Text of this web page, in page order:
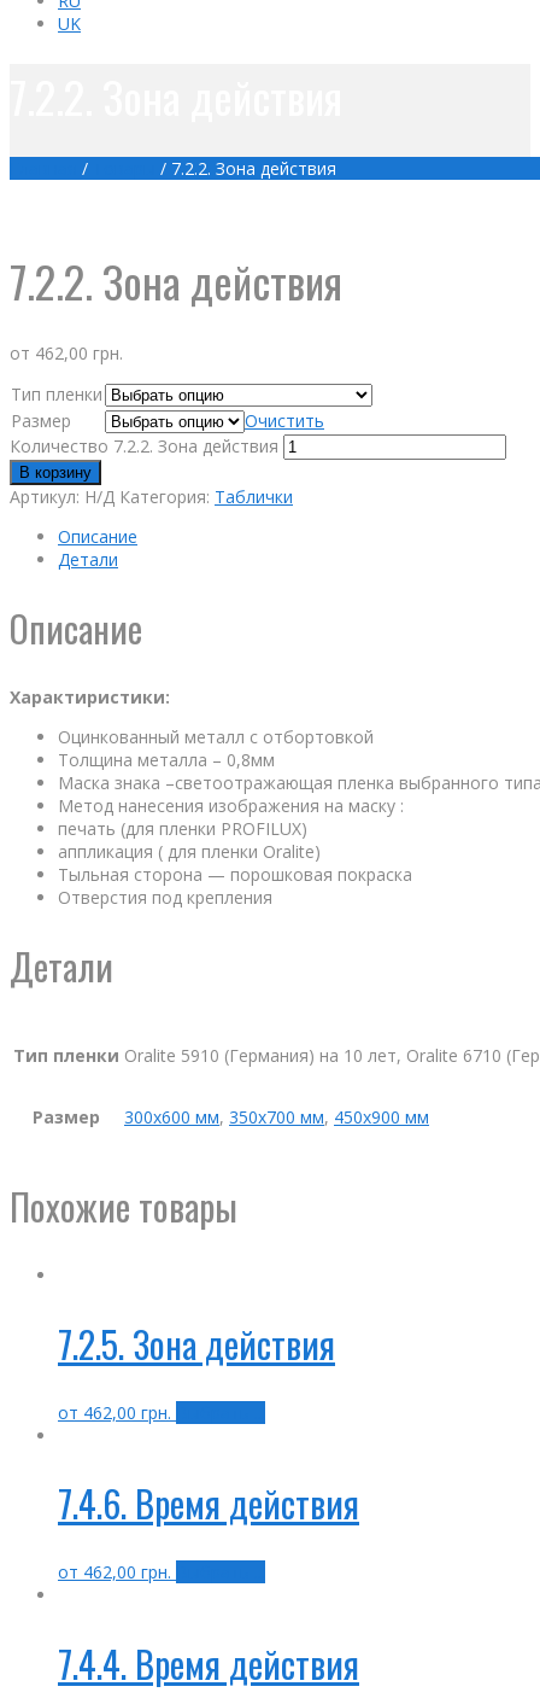
UK
/ / 7.2.2. Зона действия
7.2.2. Зона действия
от 462,00 грн.
Тип пленки
Размер
Очистить
Количество 7.2.2. Зона действия
В корзину
Артикул: Н/Д Категория: Таблички
Описание
Детали
Описание
Характиристики:
Оцинкованный металл с отбортовкой
Толщина металла – 0,8мм
Маска знака –светоотражающая пленка выбранного
Метод нанесения изображения на маску :
печать (для пленки PROFILUX)
аппликация ( для пленки Oralite)
Тыльная сторона — порошковая покраска
Отверстия под крепления
Детали
Тип пленки Oralite 5910 (Германия) на 10 лет, Oralite 6710
Размер 300х600 мм, 350х700 мм, 450х900 мм
Похожие товары
7.2.5. Зона действия
от 462,00 грн.
7.4.6. Время действия
от 462,00 грн.
7.4.4. Время действия